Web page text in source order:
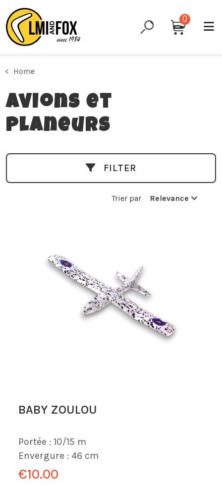
0
Home
Avions et
Planeurs
FILTER
Trier par Relevance
BABY ZOULOU
Portée : 10/15 m
Envergure : 46 cm
€10.00